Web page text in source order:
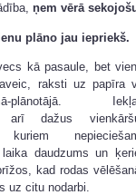
ņem vērā
plāno jau iepriekš.
kā pasaule, bet
raksti uz papīra
plānotājā.
arī dažus
kuriem
daudzums un
kad rodas
uz citu nodarbi.